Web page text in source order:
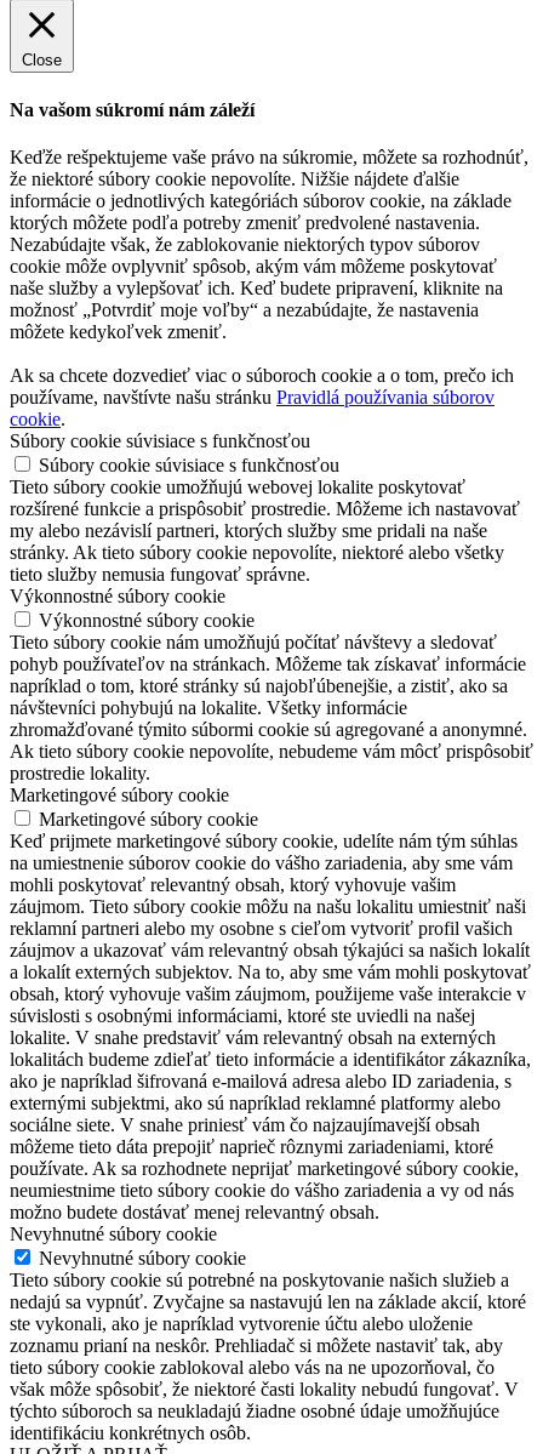
Close
Na vašom súkromí nám záleží
Keďže rešpektujeme vaše právo na súkromie, môžete sa rozhodnúť,
že niektoré súbory cookie nepovolíte. Nižšie nájdete ďalšie
informácie o jednotlivých kategóriách súborov cookie, na základe
ktorých môžete podľa potreby zmeniť predvolené nastavenia.
Nezabúdajte však, že zablokovanie niektorých typov súborov
cookie môže ovplyvniť spôsob, akým vám môžeme poskytovať
naše služby a vylepšovať ich. Keď budete pripravení, kliknite na
možnosť „Potvrdiť moje voľby“ a nezabúdajte, že nastavenia
môžete kedykoľvek zmeniť.
Ak sa chcete dozvedieť viac o súboroch cookie a o tom, prečo ich
používame, navštívte našu stránku Pravidlá používania súborov
cookie.
Súbory cookie súvisiace s funkčnosťou
Súbory cookie súvisiace s funkčnosťou
Tieto súbory cookie umožňujú webovej lokalite poskytovať
rozšírené funkcie a prispôsobiť prostredie. Môžeme ich nastavovať
my alebo nezávislí partneri, ktorých služby sme pridali na naše
stránky. Ak tieto súbory cookie nepovolíte, niektoré alebo všetky
tieto služby nemusia fungovať správne.
Výkonnostné súbory cookie
Výkonnostné súbory cookie
Tieto súbory cookie nám umožňujú počítať návštevy a sledovať
pohyb používateľov na stránkach. Môžeme tak získavať informácie
napríklad o tom, ktoré stránky sú najobľúbenejšie, a zistiť, ako sa
návštevníci pohybujú na lokalite. Všetky informácie
zhromažďované týmito súbormi cookie sú agregované a anonymné.
Ak tieto súbory cookie nepovolíte, nebudeme vám môcť prispôsobiť
prostredie lokality.
Marketingové súbory cookie
Marketingové súbory cookie
Keď prijmete marketingové súbory cookie, udelíte nám tým súhlas
na umiestnenie súborov cookie do vášho zariadenia, aby sme vám
mohli poskytovať relevantný obsah, ktorý vyhovuje vašim
záujmom. Tieto súbory cookie môžu na našu lokalitu umiestniť naši
reklamní partneri alebo my osobne s cieľom vytvoriť profil vašich
záujmov a ukazovať vám relevantný obsah týkajúci sa našich lokalít
a lokalít externých subjektov. Na to, aby sme vám mohli poskytovať
obsah, ktorý vyhovuje vašim záujmom, použijeme vaše interakcie v
súvislosti s osobnými informáciami, ktoré ste uviedli na našej
lokalite. V snahe predstaviť vám relevantný obsah na externých
lokalitách budeme zdieľať tieto informácie a identifikátor zákazníka,
ako je napríklad šifrovaná e-mailová adresa alebo ID zariadenia, s
externými subjektmi, ako sú napríklad reklamné platformy alebo
sociálne siete. V snahe priniesť vám čo najzaujímavejší obsah
môžeme tieto dáta prepojiť naprieč rôznymi zariadeniami, ktoré
používate. Ak sa rozhodnete neprijať marketingové súbory cookie,
neumiestnime tieto súbory cookie do vášho zariadenia a vy od nás
možno budete dostávať menej relevantný obsah.
Nevyhnutné súbory cookie
Nevyhnutné súbory cookie
Tieto súbory cookie sú potrebné na poskytovanie našich služieb a
nedajú sa vypnúť. Zvyčajne sa nastavujú len na základe akcií, ktoré
ste vykonali, ako je napríklad vytvorenie účtu alebo uloženie
zoznamu prianí na neskôr. Prehliadač si môžete nastaviť tak, aby
tieto súbory cookie zablokoval alebo vás na ne upozorňoval, čo
však môže spôsobiť, že niektoré časti lokality nebudú fungovať. V
týchto súboroch sa neukladajú žiadne osobné údaje umožňujúce
identifikáciu konkrétnych osôb.